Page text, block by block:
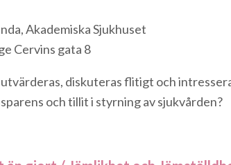
Akademiska Sjukhuset
Cervins gata 8
diskuteras flitigt och
och tillit i styrning av sjukvården?